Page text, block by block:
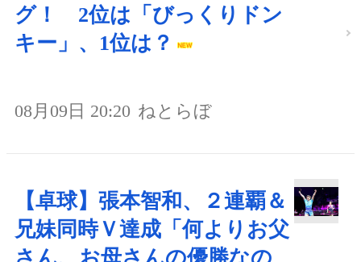
グ！ 2位は「びっくりドン
キー」、1位は？
08月09日 20:20 ねとらぼ
【卓球】張本智和、２連覇＆
兄妹同時Ｖ達成「何よりお父